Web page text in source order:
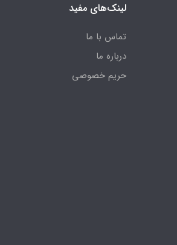
لینک‌های مفید
تماس با ما
درباره ما
حریم خصوصی